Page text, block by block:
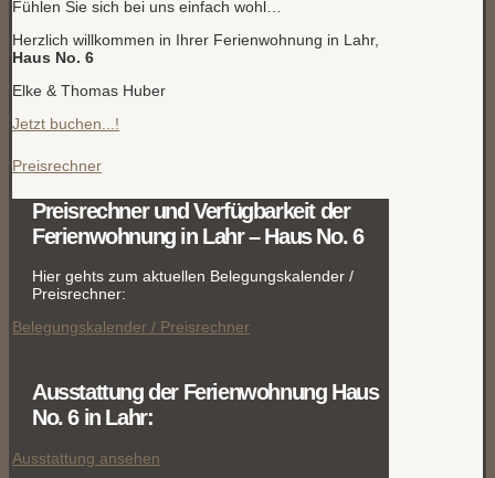
Fühlen Sie sich bei uns einfach wohl…
Herzlich willkommen in Ihrer Ferienwohnung in Lahr,
Haus No. 6
Elke & Thomas Huber
Jetzt buchen...!
Preisrechner
Preisrechner und Verfügbarkeit der
Ferienwohnung in Lahr – Haus No. 6
Hier gehts zum aktuellen Belegungskalender /
Preisrechner:
Belegungskalender / Preisrechner
Ausstattung der Ferienwohnung Haus
No. 6 in Lahr:
Ausstattung ansehen